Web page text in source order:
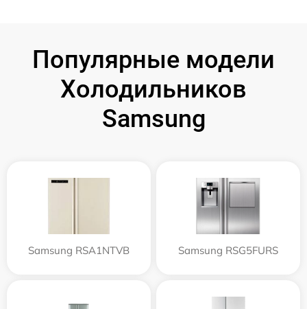
Популярные модели
Холодильников
Samsung
Samsung RSA1NTVB Samsung RSG5FURS